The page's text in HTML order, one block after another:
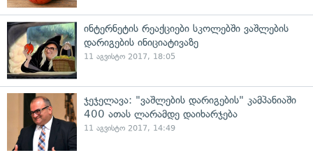
ინტერნეტის რეაქციები სკოლებში ვაშლების
დარიგების ინიციატივაზე
11 აგვისტო 2017, 18:05
ჯეჯელავა: "ვაშლების დარიგების" კამპანიაში
400 ათას ლარამდე დაიხარჯება
11 აგვისტო 2017, 14:49